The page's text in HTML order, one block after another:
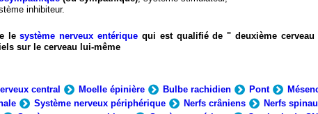
inhibiteur.
lesystème nerveux entérique qui est qualifié de " deuxième
sur le cerveau lui-même
central Moelle épinière Bulbe rachidien Pont
Système nerveux périphérique Nerfs crâniens Nerfs